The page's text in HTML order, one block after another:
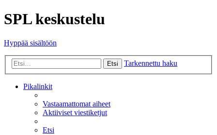
SPL keskustelu
Hyppää sisältöön
Etsi Tarkennettu haku
Pikalinkit
Vastaamattomat aiheet
Aktiiviset viestiketjut
Etsi